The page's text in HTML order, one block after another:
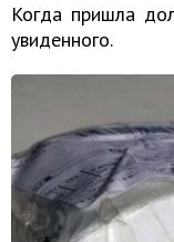
Когда пришла
увиденного.